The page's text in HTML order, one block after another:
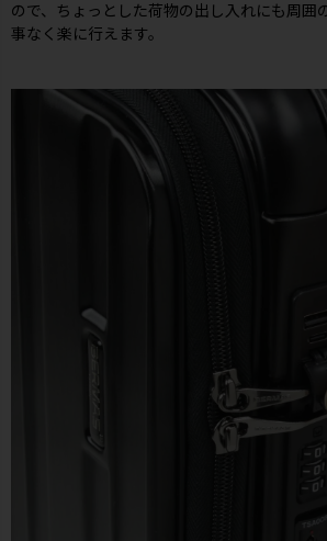
ので、ちょっとした荷物の出し入れにも周囲
事なく楽に行えます。